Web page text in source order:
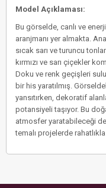
Model Açıklaması:
Bu görselde, canlı ve
aranjmanı yer almakta.
sıcak sarı ve turuncu
kırmızı ve sarı çiçekler
Doku ve renk geçişleri
bir his yaratılmış.
yansıtırken, dekoratif
potansiyeli taşıyor. Bu
atmosfer yaratabileceği
temalı projelerde